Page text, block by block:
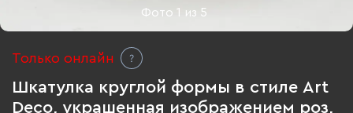
Фото1 из 5
Только онлайн
Шкатулка круглой формы в стиле Art
Deco, украшенная изображением роз,